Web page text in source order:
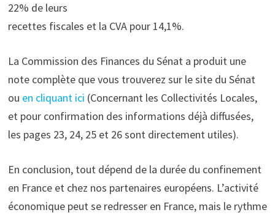
22% de leurs
recettes fiscales et la CVA pour 14,1%.
La Commission des Finances du Sénat a produit une
note complète que vous trouverez sur le site du Sénat
ou en cliquant ici (Concernant les Collectivités Locales,
et pour confirmation des informations déjà diffusées,
les pages 23, 24, 25 et 26 sont directement utiles).
En conclusion, tout dépend de la durée du confinement
en France et chez nos partenaires européens. L’activité
économique peut se redresser en France, mais le rythme